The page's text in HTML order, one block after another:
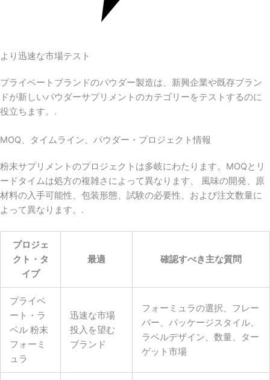
より迅速な市場テスト
プライベートブランドのパウダー製造は、新興企業や既存ブラン
ドが新しいパウダーサプリメントのカテゴリーをテストするのに
役立ちます。.
MOQ、タイムライン、パウダー・プロジェクト情報
粉末サプリメントのプロジェクトは多岐にわたります。MOQとリ
ードタイムは処方の複雑さによって異なります、 風味の開発、原
材料の入手可能性、包装形態、試験の必要性、および注文数量に
よって異なります。.
プロジェ
クト・タ
イプ
最適 確認すべき主な質問
プライベ
ート・ラ
ベル 粉末
フォーミ
ュラ
迅速な市場
投入を望む
ブランド
フォーミュラの選択、フレー
バー、パッケージスタイル、
ラベルデザイン、数量、ター
ゲット市場